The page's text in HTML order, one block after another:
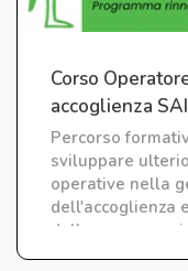
Corso
accoglienza
Percorso
sviluppare
operative nella
dell'accoglienza
delle persone